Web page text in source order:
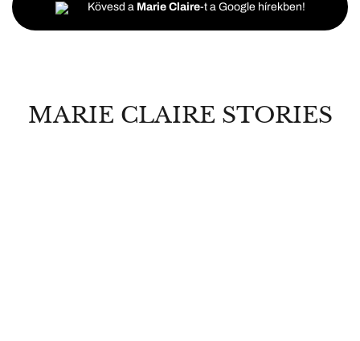
Kövesd a Marie Claire-t a Google hírekben!
MARIE CLAIRE STORIES